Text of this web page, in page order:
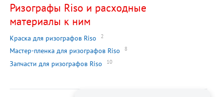
Ризографы Riso и расходные
материалы к ним
Краска для ризографов Riso 2
Мастер-пленка для ризографов Riso 8
Запчасти для ризографов Riso 10